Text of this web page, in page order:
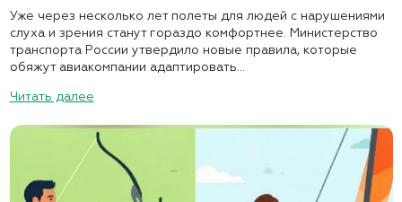
Уже через несколько лет полеты для людей с нарушениями
слуха и зрения станут гораздо комфортнее. Министерство
транспорта России утвердило новые правила, которые
обяжут авиакомпании адаптировать...
Читать далее